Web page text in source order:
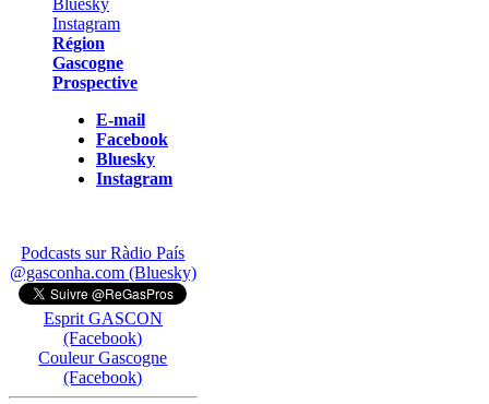
Région
Gascogne
Prospective
E-mail
Facebook
Bluesky
Instagram
Podcasts sur Ràdio País
@gasconha.com (Bluesky)
Esprit GASCON
(Facebook)
Couleur Gascogne
(Facebook)